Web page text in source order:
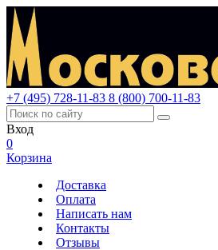
+7 (495) 728-11-83 8 (800) 700-11-83
Вход
0
Корзина
Доставка
Оплата
Написать нам
Контакты
Отзывы